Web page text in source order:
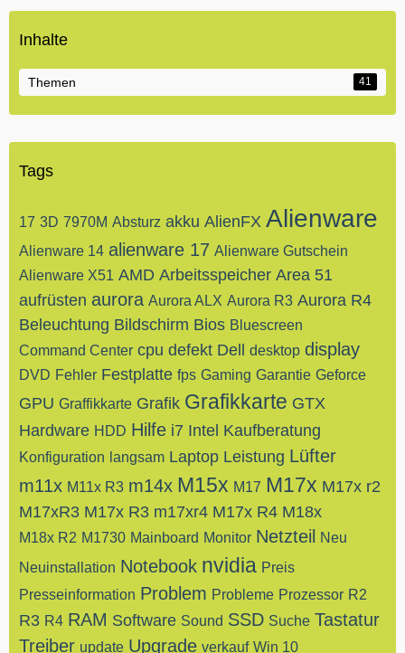
Inhalte
Themen 41
Tags
17 3D 7970M Absturz akku AlienFX Alienware
Alienware 14 alienware 17 Alienware Gutschein
Alienware X51 AMD Arbeitsspeicher Area 51
aufrüsten aurora Aurora ALX Aurora R3 Aurora R4
Beleuchtung Bildschirm Bios Bluescreen
Command Center cpu defekt Dell desktop display
DVD Fehler Festplatte fps Gaming Garantie Geforce
GPU Graffikkarte Grafik Grafikkarte GTX
Hardware HDD Hilfe i7 Intel Kaufberatung
Konfiguration langsam Laptop Leistung Lüfter
m11x M11x R3 m14x M15x M17 M17x M17x r2
M17xR3 M17x R3 m17xr4 M17x R4 M18x
M18x R2 M1730 Mainboard Monitor Netzteil
Neu
Neuinstallation Notebook nvidia Preis
Presseinformation Problem Probleme Prozessor R2
R3 R4 RAM Software Sound SSD Suche Tastatur
Treiber update Upgrade verkauf Win 10